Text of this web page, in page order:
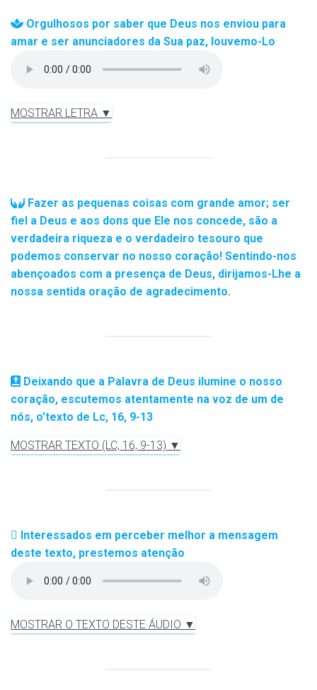
Orgulhosos por saber que Deus nos enviou para
amar e ser anunciadores da Sua paz, louvemo-Lo
MOSTRAR LETRA ▼
Fazer as pequenas coisas com grande amor; ser
fiel a Deus e aos dons que Ele nos concede, são a
verdadeira riqueza e o verdadeiro tesouro que
podemos conservar no nosso coração! Sentindo-nos
abençoados com a presença de Deus, dirijamos-Lhe a
nossa sentida oração de agradecimento.
Deixando que a Palavra de Deus ilumine o nosso
coração, escutemos atentamente na voz de um de
nós, o’texto de Lc, 16, 9-13
MOSTRAR TEXTO (LC, 16, 9-13) ▼
Interessados em perceber melhor a mensagem
deste texto, prestemos atenção
MOSTRAR O TEXTO DESTE ÁUDIO ▼